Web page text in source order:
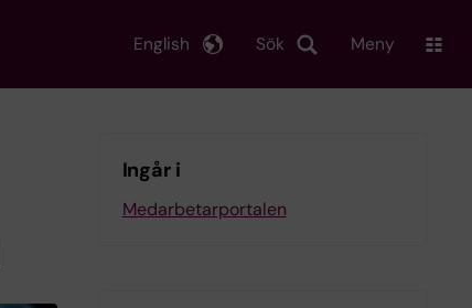
Sök
English Meny
Ingår i
Medarbetarportalen